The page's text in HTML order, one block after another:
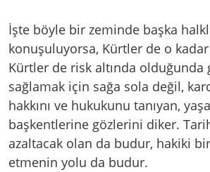
İşte böyle bir zeminde başka
konuşuluyorsa, Kürtler de o
Kürtler de risk altında olduğunda
sağlamak için sağa sola değil,
hakkını ve hukukunu tanıyan,
başkentlerine gözlerini diker.
azaltacak olan da budur, hakiki
etmenin yolu da budur.